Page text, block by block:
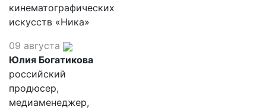
кинематографических
искусств «Ника»
09 августа
Юлия Богатикова
российский
продюсер,
медиаменеджер,